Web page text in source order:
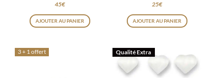
45€
AJOUTER AU PANIER
25€
AJOUTER AU PANIER
3 + 1 offert Qualité Extra